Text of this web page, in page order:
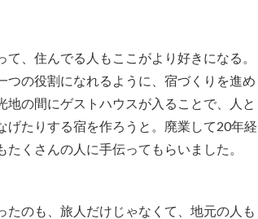
、住んでる人もここがより好きになる。
つの役割になれるように、宿づくりを進め
地の間にゲストハウスが入ることで、人と
げたりする宿を作ろうと。廃業して20年経
くさんの人に手伝ってもらいました。
たのも、旅人だけじゃなくて、地元の人も